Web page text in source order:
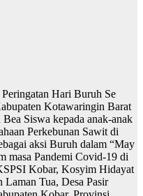
Peringatan Hari Buruh Se
Kotawaringin Barat
Siswa kepada anak-anak
Perkebunan Sawit di
aksi Buruh dalam “May
masa Pandemi Covid-19 di
Kobar, Kosyim Hidayat
Laman Tua, Desa Pasir